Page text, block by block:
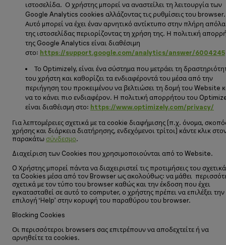
ιστοσελίδα. Ο χρήστης μπορεί να αναστείλει τη λειτουργία των
Google Analytics cookies αλλάζοντας τις ρυθμίσεις του browser.
Αυτό μπορεί να έχει έναν αρνητικό αντίκτυπο στην πλήρη
της ιστοσελίδας περιορίζοντας τη χρήση της. Η πολιτική
της Google Analytics είναι διαθέσιμη
στο: https://support.google.com/analytics/answer/6004245
Το Optimizely, είναι ένα σύστημα που μετράει τη
του χρήστη και καθορίζει τα ενδιαφέροντά του μέσα από την
περιήγηση του προκειμένου να βελτιώσει τη δομή του Website
να το κάνει πιο ενδιαφέρον. Η πολιτική απορρήτου του
είναι διαθέισμη στο: https://www.optimizely.com/privacy/
Για λεπτομέρειες σχετικά με τα cookie διαφήμισης (π.χ. όνομα,
χρήσης και διάρκεια διατήρησης, ενδεχόμενοι τρίτοι) κάντε κλικ
παρακάτωσύνδεσμο.
Διαχείριση των Cookies που χρησιμοποιούνται από το Website.
O Χρήστης μπορεί πάντα να διαχειριστεί τις προτιμήσεις του
τα Cookies μέσα από τον Browser ως ακολούθως: να μάθει
σχετικά με τον τύπο του browser καθώς και την έκδοση που έχει
εγκατασταθεί σε αυτό το computer, ο χρήστης πρέπει να επιλέξει την
επιλογή ‘Help’ στην κορυφή του παραθύρου του browser.
Blocking Cookies
Οι περισσότεροι browsers σας επιτρέπουν να αποδεχτείτε ή να
αρνηθείτε τα cookies.